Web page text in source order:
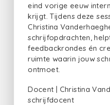
eind vorige eeuw
krijgt. Tijdens deze
Christina
schrijfopdrachten,
feedbackrondes én
ruimte waarin jouw
ontmoet.
Docent | Christina
schrijfdocent